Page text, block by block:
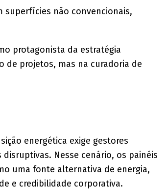
superfícies não convencionais,
protagonista da estratégia
de projetos, mas na curadoria de
energética exige gestores
Nesse cenário, os painéis
uma fonte alternativa de energia,
e credibilidade corporativa.